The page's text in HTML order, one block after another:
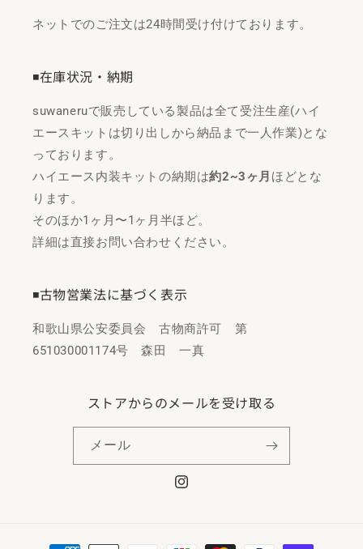
ネットでのご注文は24時間受け付けております。
◾️在庫状況・納期
suwaneruで販売している製品は全て受注生産(ハイ
エースキットは切り出しから納品まで一人作業)とな
っております。
ハイエース内装キットの納期は約2~3ヶ月 ほどとな
ります。
そのほか1ヶ月〜1ヶ月半ほど。
詳細は直接お問い合わせください。
◾️古物営業法に基づく表示
和歌山県公安委員会 古物商許可 第
651030001174号 森田 一真
ストアからのメールを受け取る
メール
Instagram